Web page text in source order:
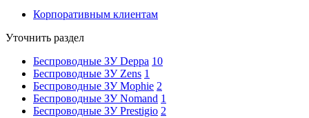
Корпоративным клиентам
Уточнить раздел
Беспроводные ЗУ Deppa 10
Беспроводные ЗУ Zens 1
Беспроводные ЗУ Mophie 2
Беспроводные ЗУ Nomand 1
Беспроводные ЗУ Prestigio 2